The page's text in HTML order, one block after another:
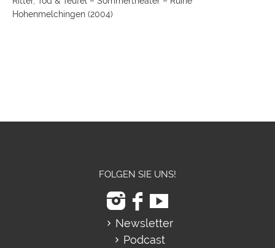
Hohenmelchingen (2004)
FOLGEN SIE UNS!
Newsletter
Podcast